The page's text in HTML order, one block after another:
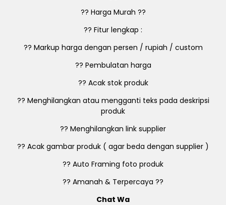
?? Harga Murah ??
?? Fitur lengkap :
?? Markup harga dengan persen / rupiah / custom
?? Pembulatan harga
?? Acak stok produk
?? Menghilangkan atau mengganti teks pada deskripsi
produk
?? Menghilangkan link supplier
?? Acak gambar produk ( agar beda dengan supplier )
?? Auto Framing foto produk
?? Amanah & Terpercaya ??
Chat Wa